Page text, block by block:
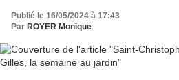
Publié le 16/05/2024 à 17:43
Par ROYER Monique